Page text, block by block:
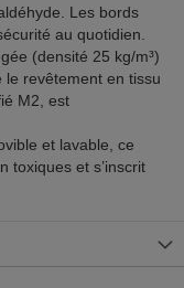
Les bords
au quotidien.
(densité 25 kg/m³)
le revêtement en tissu
M2, est
et lavable, ce
toxiques et s’inscrit